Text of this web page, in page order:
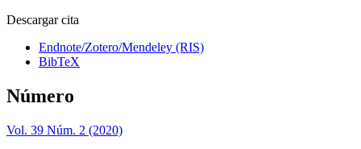
Descargar cita
Endnote/Zotero/Mendeley (RIS)
BibTeX
Número
Vol. 39 Núm. 2 (2020)